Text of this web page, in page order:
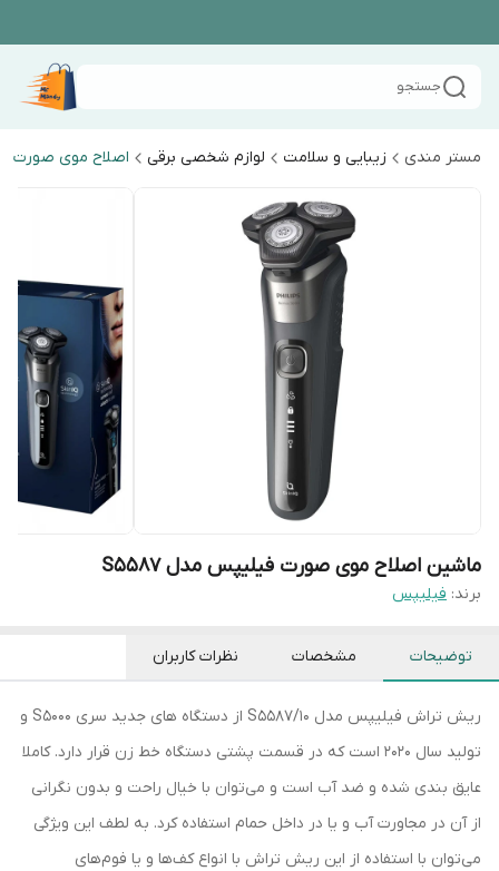
جستجو
مستر مندی زیبایی و سلامت لوازم شخصی برقی اصلاح موی صورت
ماشین اصلاح موی صورت فیلیپس مدل S5587
برند: فیلیپس
توضیحات مشخصات نظرات کاربران
ریش تراش فیلیپس مدل S5587/10 از دستگاه های جدید سری S5000 و
تولید سال 2020 است که در قسمت پشتی دستگاه خط زن قرار دارد. کاملا
عایق بندی شده و ضد آب است و می‌توان با خیال راحت و بدون نگرانی
از آن در مجاورت آب و یا در داخل حمام استفاده کرد. به لطف این ویژگی
می‌توان با استفاده از این ریش تراش با انواع کف‌ها و یا فوم‌های